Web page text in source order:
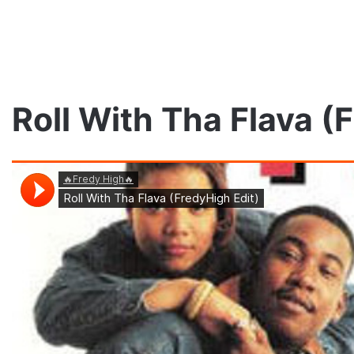
Roll With Tha Flava
@atutowy
x The
TEDE
–
WUJOT
/
prod.
Yottsu
VIDEO]
3 dni ago
TEDE – WUJOT / prod. Yottsu